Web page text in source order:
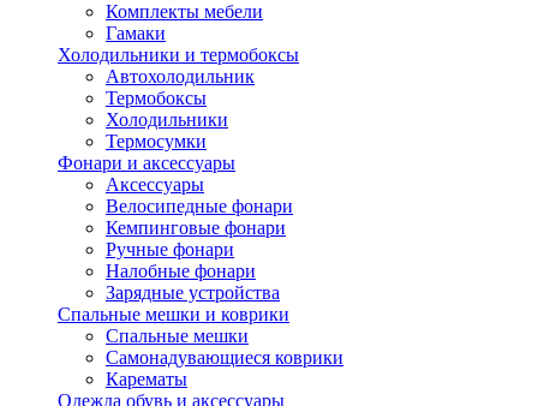
Комплекты мебели
Гамаки
Холодильники и термобоксы
Автохолодильник
Термобоксы
Холодильники
Термосумки
Фонари и аксессуары
Аксессуары
Велосипедные фонари
Кемпинговые фонари
Ручные фонари
Налобные фонари
Зарядные устройства
Спальные мешки и коврики
Спальные мешки
Самонадувающиеся коврики
Карематы
Одежда обувь и аксессуары